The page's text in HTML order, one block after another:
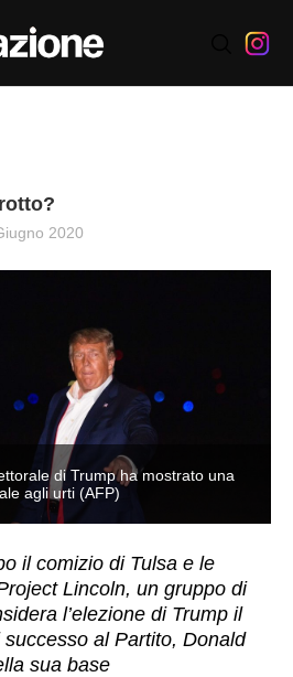
2020
di Trump ha mostrato una
agli urti (AFP)
il comizio di Tulsa e le
Lincoln, un gruppo di
l’elezione di Trump il
al Partito, Donald
sua base